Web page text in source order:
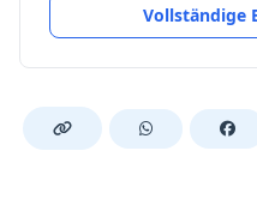
Vollständige